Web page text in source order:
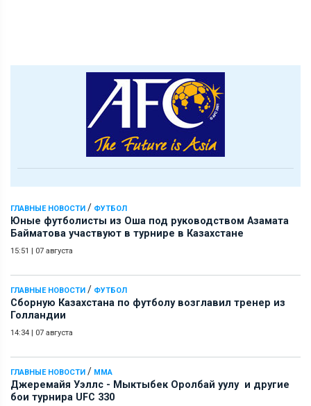
ГЛАВНЫЕ НОВОСТИ / ФУТБОЛ
Юные футболисты из Оша под руководством Азамата
Байматова участвуют в турнире в Казахстане
15:51 07 августа
ГЛАВНЫЕ НОВОСТИ / ФУТБОЛ
Сборную Казахстана по футболу возглавил тренер из
Голландии
14:34 07 августа
ГЛАВНЫЕ НОВОСТИ / ММА
Джеремайя Уэллс - Мыктыбек Оролбай уулу и другие
бои турнира UFC 330